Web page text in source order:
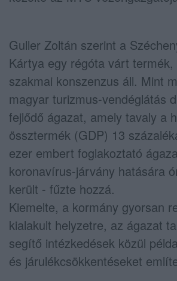
Guller Zoltán szerint a
Kártya egy régóta várt
szakmai konszenzus áll. Mint
magyar turizmus-vendéglátás
fejlődő ágazat, amely tavaly a
össztermék (GDP) 13
ezer embert foglakoztató
koronavírus-járvány hatására
került - fűzte hozzá.
Kiemelte, a kormány gyorsan
kialakult helyzetre, az ágazat
segítő intézkedések közül
és járulékcsökkentéseket